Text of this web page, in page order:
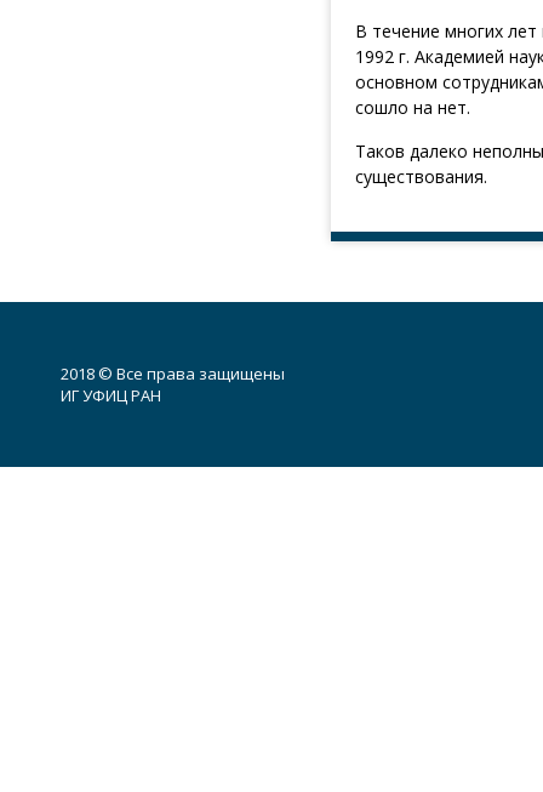
В течение многих
1992 г. Академией
основном
сошло на нет.
Таков далеко
существования.
2018 © Все права защищены
ИГ УФИЦ РАН